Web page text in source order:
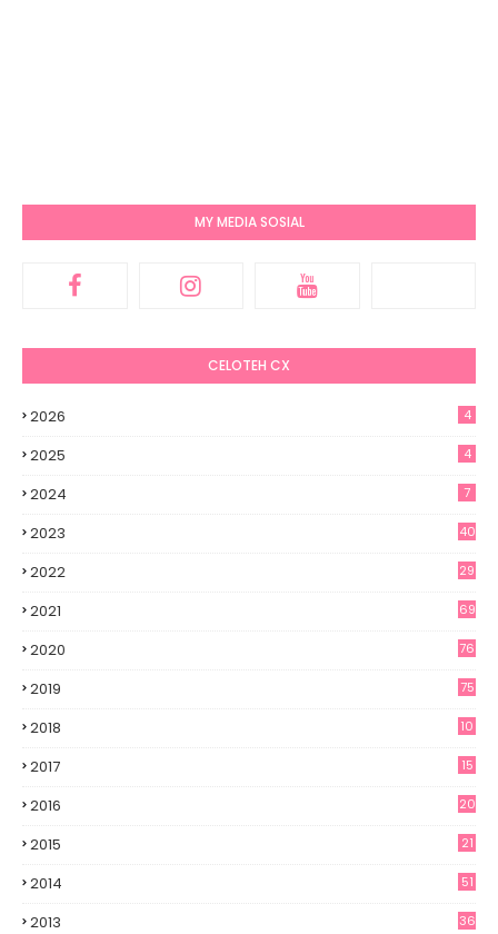
MY MEDIA SOSIAL
CELOTEH CX
2026 4
2025 4
2024 7
2023 40
2022 29
2021 69
2020 76
2019 75
2018 10
2017 15
2016 20
2015 21
2014 51
2013 36